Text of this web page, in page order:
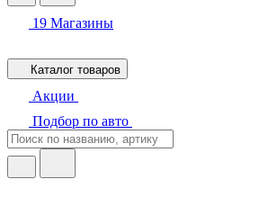
19 Магазины
Каталог товаров
Акции
Подбор по авто